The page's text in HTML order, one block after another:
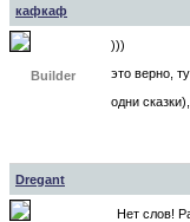
кафкаф
Builder
)))
это верно,
одни
Dregant
Нет слов!